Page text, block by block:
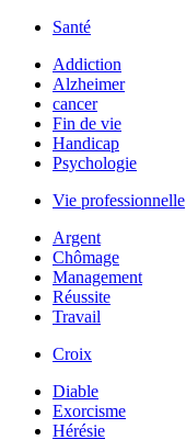
Santé
Addiction
Alzheimer
cancer
Fin de vie
Handicap
Psychologie
Vie professionnelle
Argent
Chômage
Management
Réussite
Travail
Croix
Diable
Exorcisme
Hérésie